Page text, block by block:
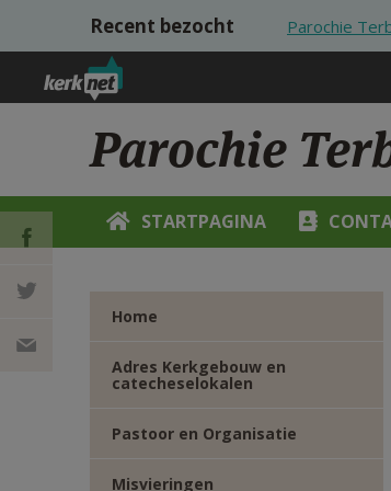
Overslaan en naar de inhoud gaan
Recent bezocht Parochie
Parochie
STARTPAGINA
DEEL OP
FACEBOOK
DEEL OP
Home
Adres Kerkgebouw en
catecheselokalen
Pastoor en Organisatie
Misvieringen